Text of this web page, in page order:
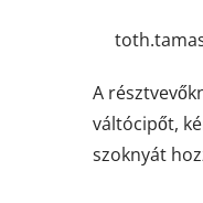
A
váltócipőt,
szoknyát